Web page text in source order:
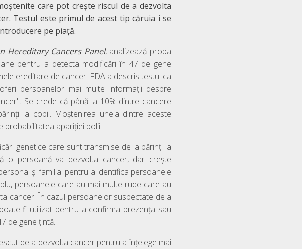
care pot crește riscul de a dezvolta
Testul este primul de acest tip căruia i se
pe piață.
Hereditary Cancers Panel, analizează proba
pentru a detecta modificări în 47 de gene
ereditare de cancer. FDA a descris testul ca
persoanelor mai multe informații despre
Se crede că până la 10% dintre cancere
la copii. Moștenirea uneia dintre aceste
probabilitatea apariției bolii.
genetice care sunt transmise de la părinți la
o persoană va dezvolta cancer, dar crește
și familial pentru a identifica persoanele
persoanele care au mai multe rude care au
cancer. În cazul persoanelor suspectate de a
fi utilizat pentru a confirma prezența sau
de gene țintă.
de a dezvolta cancer pentru a înțelege mai